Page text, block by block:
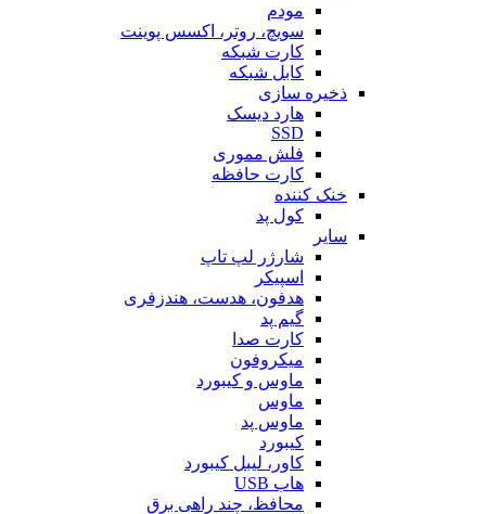
مودم
سویچ، روتر، اکسس پوینت
کارت شبکه
کابل شبکه
ذخیره سازی
هارد دیسک
SSD
فلش مموری
کارت حافظه
خنک کننده
کول پد
سایر
شارژر لپ تاپ
اسپیکر
هدفون، هدست، هندزفری
گیم پد
کارت صدا
میکروفون
ماوس و کیبورد
ماوس
ماوس پد
کیبورد
کاور، لیبل کیبورد
هاب USB
محافظ، چند راهی برق